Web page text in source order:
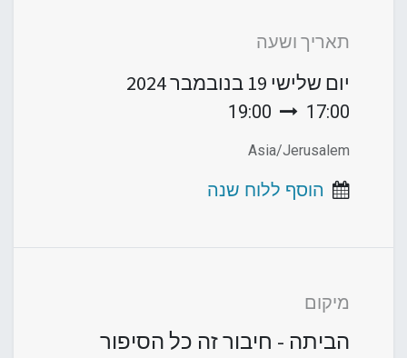
תאריך ושעה
יום שלישי 19 בנובמבר 2024
17:00
19:00
Asia/Jerusalem
הוסף ללוח שנה
מיקום
הביתה - חיבור זה כל הסיפור